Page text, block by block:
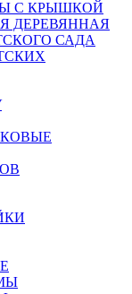
С КРЫШКОЙ
ДЕРЕВЯННАЯ
САДА